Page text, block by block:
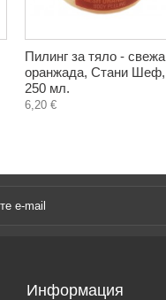
Пилинг за тяло - свежа
оранжада, Стани Шеф,
250 мл.
6,20 €
Информация